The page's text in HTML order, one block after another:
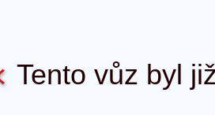
Tento vůz byl